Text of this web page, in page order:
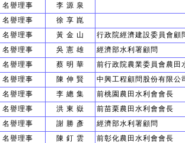
名譽理事
李 源 泉
名譽理事
徐 享 崑
名譽理事
黃 金 山
行政院經濟建設委員會顧
名譽理事
吳 憲 雄
經濟部水利署顧問
名譽理事
蔡 明 華
前行政院農業委員會農田
名譽理事
陳 伸 賢
中興工程顧問股份有限公
名譽理事
李 總 集
前桃園農田水利會會長
名譽理事
洪 東 嶽
前苗栗農田水利會會長
名譽理事
謝 勝 彥
經濟部水利署顧問
名譽理事
陳 釘 雲
前彰化農田水利會會長